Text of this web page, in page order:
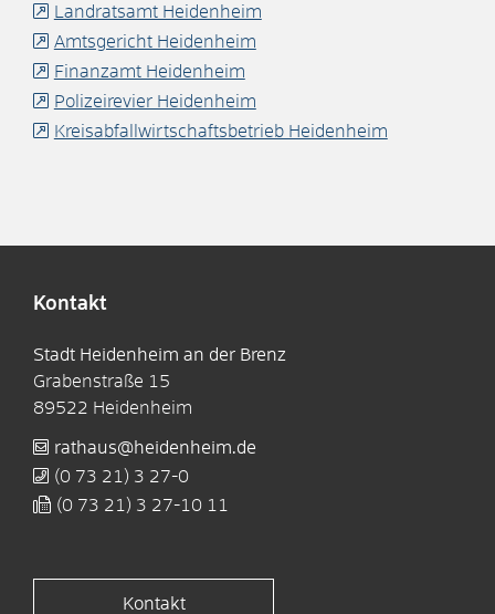
Landratsamt Heidenheim
Amtsgericht Heidenheim
Finanzamt Heidenheim
Polizeirevier Heidenheim
Kreisabfallwirtschaftsbetrieb Heidenheim
Kontakt
Stadt Heidenheim an der Brenz
Grabenstraße 15
89522 Heidenheim
rathaus@heidenheim.de
(0 73 21) 3 27-0
(0 73 21) 3 27-10 11
Kontakt